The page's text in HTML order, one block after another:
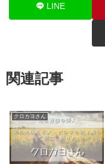
LINE
関連記事
クロカヨさん